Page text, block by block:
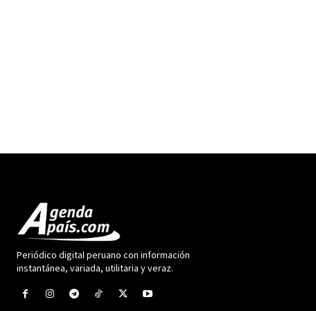
Periódico digital peruano con información
instantánea, variada, utilitaria y veraz.